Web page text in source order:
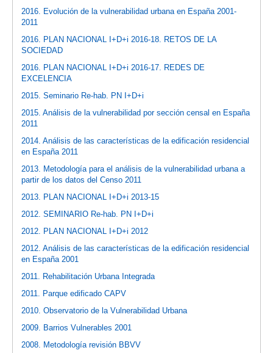
2016. Evolución de la vulnerabilidad urbana en España 2001-
2011
2016. PLAN NACIONAL I+D+i 2016-18. RETOS DE LA
SOCIEDAD
2016. PLAN NACIONAL I+D+i 2016-17. REDES DE
EXCELENCIA
2015. Seminario Re-hab. PN I+D+i
2015. Análisis de la vulnerabilidad por sección censal en España
2011
2014. Análisis de las características de la edificación residencial
en España 2011
2013. Metodología para el análisis de la vulnerabilidad urbana a
partir de los datos del Censo 2011
2013. PLAN NACIONAL I+D+i 2013-15
2012. SEMINARIO Re-hab. PN I+D+i
2012. PLAN NACIONAL I+D+i 2012
2012. Análisis de las características de la edificación residencial
en España 2001
2011. Rehabilitación Urbana Integrada
2011. Parque edificado CAPV
2010. Observatorio de la Vulnerabilidad Urbana
2009. Barrios Vulnerables 2001
2008. Metodología revisión BBVV